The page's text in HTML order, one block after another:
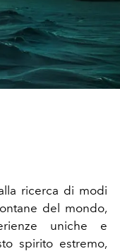
ricerca di modi
del mondo,
uniche e
spirito estremo,